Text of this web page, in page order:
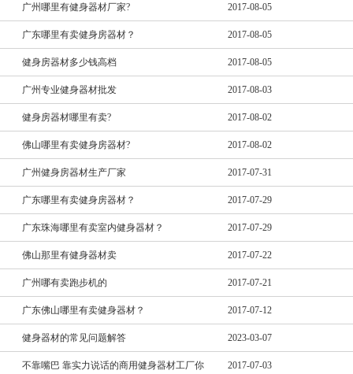
广州哪里有健身器材厂家? 2017-08-05
广东哪里有卖健身房器材？ 2017-08-05
健身房器材多少钱高档 2017-08-05
广州专业健身器材批发 2017-08-03
健身房器材哪里有卖? 2017-08-02
佛山哪里有卖健身房器材? 2017-08-02
广州健身房器材生产厂家 2017-07-31
广东哪里有卖健身房器材？ 2017-07-29
广东珠海哪里有卖室内健身器材？ 2017-07-29
佛山那里有健身器材卖 2017-07-22
广州哪有卖跑步机的 2017-07-21
广东佛山哪里有卖健身器材？ 2017-07-12
健身器材的常见问题解答 2023-03-07
不靠嘴巴 靠实力说话的商用健身器材工厂你 2017-07-03